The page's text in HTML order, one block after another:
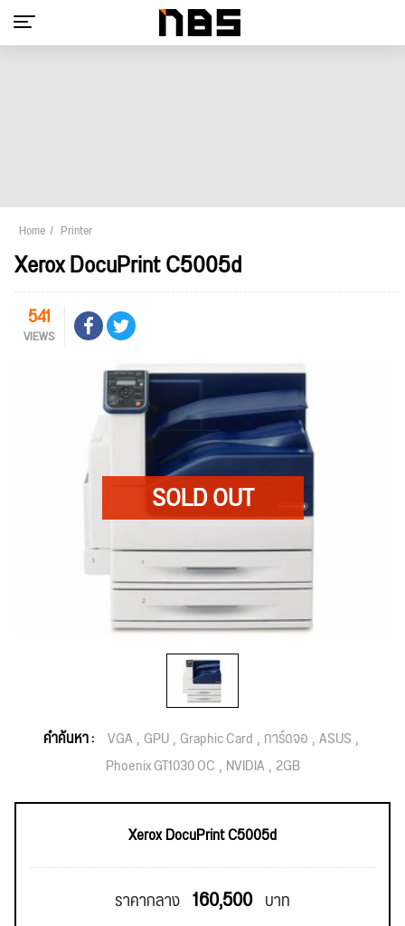
Home Printer
Xerox DocuPrint C5005d
541
VIEWS
คำค้นหา : VGA GPU Graphic Card การ์ดจอ ASUS
Phoenix GT1030 OC NVIDIA 2GB
Xerox DocuPrint C5005d
ราคากลาง 160,500 บาท